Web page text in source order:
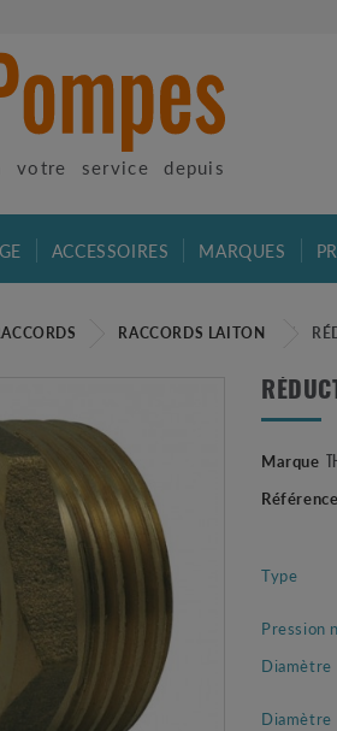
votre service depuis
ACCESSOIRES MARQUES
RACCORDS LAITON
Marque
Référence
Type
Pression
Diamètre
Diamètre